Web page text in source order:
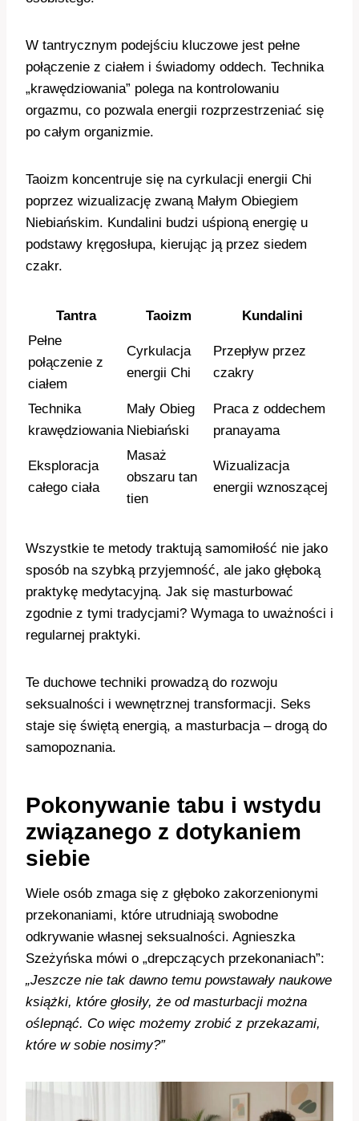
W tantrycznym podejściu kluczowe jest pełne
połączenie z ciałem i świadomy oddech. Technika
„krawędziowania” polega na kontrolowaniu
orgazmu, co pozwala energii rozprzestrzeniać się
po całym organizmie.
Taoizm koncentruje się na cyrkulacji energii Chi
poprzez wizualizację zwaną Małym Obiegiem
Niebiańskim. Kundalini budzi uśpioną energię u
podstawy kręgosłupa, kierując ją przez siedem
czakr.
Tantra Taoizm
Kundalini
Pełne
połączenie z
ciałem
Cyrkulacja
energii Chi
Przepływ przez
czakry
Technika
krawędziowania
Mały Obieg
Niebiański
Praca z oddechem
pranayama
Eksploracja
całego ciała
Masaż
obszaru tan
tien
Wizualizacja
energii wznoszącej
Wszystkie te metody traktują samomiłość nie jako
sposób na szybką przyjemność, ale jako głęboką
praktykę medytacyjną. Jak się masturbować
zgodnie z tymi tradycjami? Wymaga to uważności i
regularnej praktyki.
Te duchowe techniki prowadzą do rozwoju
seksualności i wewnętrznej transformacji. Seks
staje się świętą energią, a masturbacja – drogą do
samopoznania.
Pokonywanie tabu i wstydu
związanego z dotykaniem
siebie
Wiele osób zmaga się z głęboko zakorzenionymi
przekonaniami, które utrudniają swobodne
odkrywanie własnej seksualności. Agnieszka
Szeżyńska mówi o „drepczących przekonaniach”:
„Jeszcze nie tak dawno temu powstawały naukowe
książki, które głosiły, że od masturbacji można
oślepnąć. Co więc możemy zrobić z przekazami,
które w sobie nosimy?”